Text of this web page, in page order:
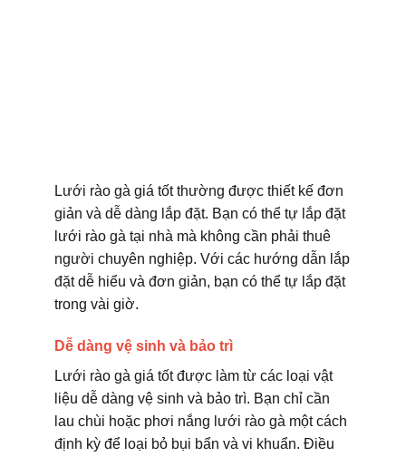
Lưới rào gà giá tốt thường được thiết kế đơn
giản và dễ dàng lắp đặt. Bạn có thể tự lắp đặt
lưới rào gà tại nhà mà không cần phải thuê
người chuyên nghiệp. Với các hướng dẫn lắp
đặt dễ hiểu và đơn giản, bạn có thể tự lắp đặt
trong vài giờ.
Dễ dàng vệ sinh và bảo trì
Lưới rào gà giá tốt được làm từ các loại vật
liệu dễ dàng vệ sinh và bảo trì. Bạn chỉ cần
lau chùi hoặc phơi nắng lưới rào gà một cách
định kỳ để loại bỏ bụi bẩn và vi khuẩn. Điều